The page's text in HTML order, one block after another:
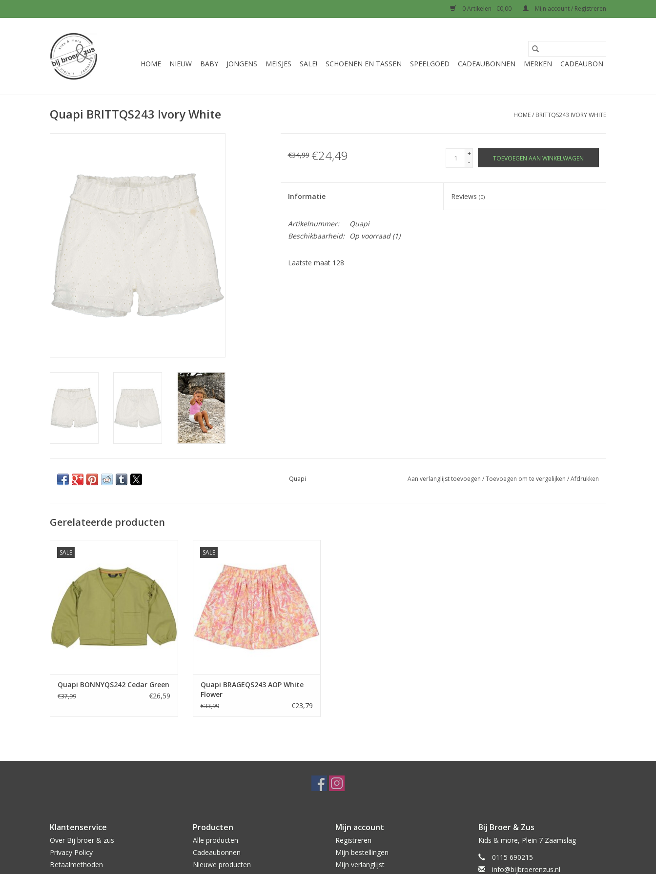
0 Artikelen - €0,00 Mijn account / Registreren
HOME NIEUW BABY JONGENS MEISJES SALE! SCHOENEN EN TASSEN SPEELGOED CADEAUBONNEN MERKEN CADEAUBON
Quapi BRITTQS243 Ivory White HOME/ BRITTQS243 IVORY WHITE
€34,99 €24,49
+
-
TOEVOEGEN AAN WINKELWAGEN
Informatie Reviews(0)
Artikelnummer:
Quapi
Beschikbaarheid:
Op voorraad(1)
Laatste maat 128
Quapi Aan verlanglijst toevoegen /Toevoegen om te vergelijken /Afdrukken
Gerelateerde producten
SALE
TOEVOEGEN AAN WINKELWAGEN
Quapi BONNYQS242 Cedar Green
€37,99 €26,59
SALE
TOEVOEGEN AAN WINKELWAGEN
Quapi BRAGEQS243 AOP White
Flower
€33,99 €23,79
Klantenservice
Over Bij broer & zus
Privacy Policy
Betaalmethoden
Producten
Alle producten
Cadeaubonnen
Nieuwe producten
Mijn account
Registreren
Mijn bestellingen
Mijn verlanglijst
Bij Broer & Zus
Kids & more, Plein 7 Zaamslag
0115 690215
info@bijbroerenzus.nl